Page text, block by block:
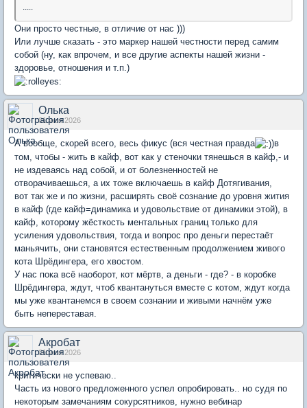
.....
Они просто честные, в отличие от нас )))
Или лучше сказать - это маркер нашей честности перед самим
собой (ну, как впрочем, и все другие аспекты нашей жизни -
здоровье, отношения и т.п.)
Олька
01 июн 2026
А вообще, скорей всего, весь фикус (вся честная правда
)в
том, чтобы - жить в кайф, вот как у стеночки тянешься в кайф,- и
не издеваясь над собой, и от болезненностей не
отворачиваешься, а их тоже включаешь в кайф Дотягивания,
вот так же и по жизни, расширять своё сознание до уровня жития
в кайф (где кайф=динамика и удовольствие от динамики этой), в
кайф, которому жёсткость ментальных границ только для
усиления удовольствия, тогда и вопрос про деньги перестаёт
маньячить, они становятся естественным продолжением живого
кота Шрёдингера, его хвостом.
У нас пока всё наоборот, кот мёртв, а деньги - где? - в коробке
Шрёдингера, ждут, чтоб квантануться вместе с котом, ждут когда
мы уже квантанемся в своем сознании и живыми начнём уже
быть непереставая.
Акробат
01 июн 2026
критически не успеваю..
Часть из нового предложенного успел опробировать.. но судя по
некоторым замечаниям сокурсятников, нужно вебинар